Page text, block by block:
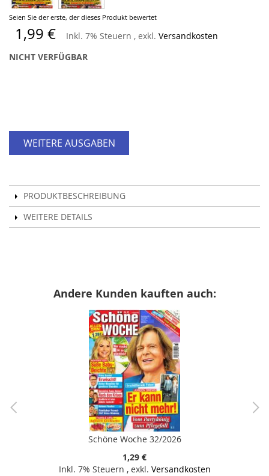
Seien Sie der erste, der dieses Produkt bewertet
1,99 € Inkl. 7% Steuern , exkl. Versandkosten
NICHT VERFÜGBAR
WEITERE AUSGABEN
PRODUKTBESCHREIBUNG
WEITERE DETAILS
Zum
Anfang
der
Bildergalerie
springen
Andere Kunden kauften auch:
Schöne Woche 32/2026
1,29 €
Inkl. 7% Steuern , exkl. Versandkosten